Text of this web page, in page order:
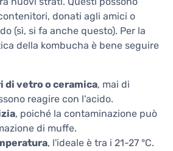
donati agli amici o
(sì, si fa anche questo). Per la
della kombucha è bene seguire
di vetro o ceramica, mai di
reagire con l'acido.
, poiché la contaminazione può
di muffe.
, l'ideale è tra i 21-27 °C.